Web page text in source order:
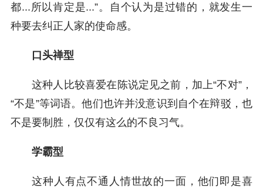
都...所以肯定是...”。自个认为是过错的，就发生一
种要去纠正人家的使命感。
口头禅型
这种人比较喜爱在陈说定见之前，加上“不对”，
“不是”等词语。他们也许并没意识到自个在辩驳，也
不是要制胜，仅仅有这么的不良习气。
学霸型
这种人有点不通人情世故的一面，他们即是喜